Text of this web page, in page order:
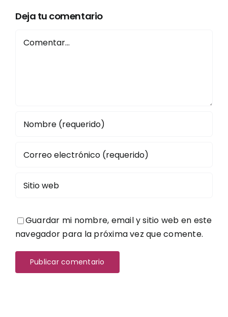
Deja tu comentario
Guardar mi nombre, email y sitio web en este
navegador para la próxima vez que comente.